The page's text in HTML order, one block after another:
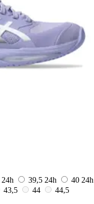
24h 39,5 24h 40 24h
43,5 44
44,5